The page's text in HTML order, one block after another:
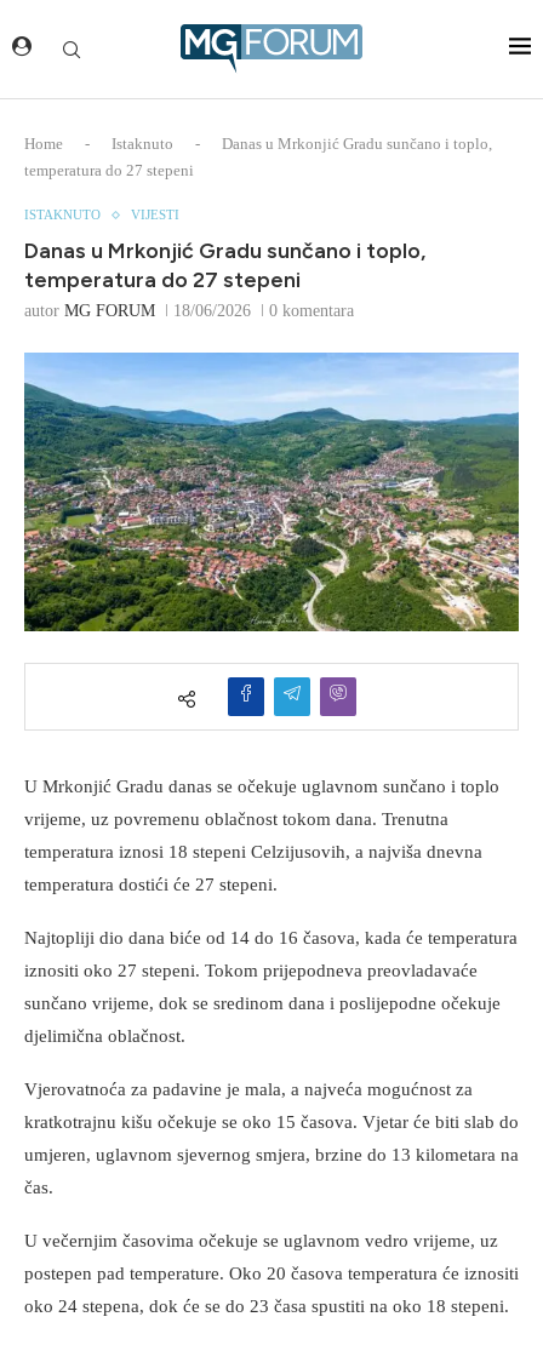
Home - Istaknuto -
Danas u Mrkonjić Gradu sunčano i toplo,
temperatura do 27 stepeni
ISTAKNUTO VIJESTI
Danas u Mrkonjić Gradu sunčano i toplo,
temperatura do 27 stepeni
autor MG FORUM 18/06/2026 0 komentara
U Mrkonjić Gradu danas se očekuje uglavnom sunčano i toplo
vrijeme, uz povremenu oblačnost tokom dana. Trenutna
temperatura iznosi 18 stepeni Celzijusovih, a najviša dnevna
temperatura dostići će 27 stepeni.
Najtopliji dio dana biće od 14 do 16 časova, kada će temperatura
iznositi oko 27 stepeni. Tokom prijepodneva preovladavaće
sunčano vrijeme, dok se sredinom dana i poslijepodne očekuje
djelimična oblačnost.
Vjerovatnoća za padavine je mala, a najveća mogućnost za
kratkotrajnu kišu očekuje se oko 15 časova. Vjetar će biti slab do
umjeren, uglavnom sjevernog smjera, brzine do 13 kilometara na
čas.
U večernjim časovima očekuje se uglavnom vedro vrijeme, uz
postepen pad temperature. Oko 20 časova temperatura će iznositi
oko 24 stepena, dok će se do 23 časa spustiti na oko 18 stepeni.